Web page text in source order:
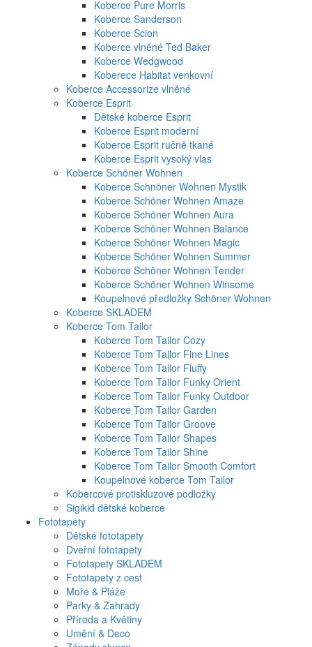
Koberce Pure Morris
Koberce Sanderson
Koberce Scion
Koberce vlněné Ted Baker
Koberce Wedgwood
Koberece Habitat venkovní
Koberce Accessorize vlněné
Koberce Esprit
Dětské koberce Esprit
Koberce Esprit moderní
Koberce Esprit ručně tkané
Koberce Esprit vysoký vlas
Koberce Schöner Wohnen
Koberce Schnöner Wohnen Mystik
Koberce Schöner Wohnen Amaze
Koberce Schöner Wohnen Aura
Koberce Schöner Wohnen Balance
Koberce Schöner Wohnen Magic
Koberce Schöner Wohnen Summer
Koberce Schöner Wohnen Tender
Koberce Schöner Wohnen Winsome
Koupelnové předložky Schöner Wohnen
Koberce SKLADEM
Koberce Tom Tailor
Koberce Tom Tailor Cozy
Koberce Tom Tailor Fine Lines
Koberce Tom Tailor Fluffy
Koberce Tom Tailor Funky Orient
Koberce Tom Tailor Funky Outdoor
Koberce Tom Tailor Garden
Koberce Tom Tailor Groove
Koberce Tom Tailor Shapes
Koberce Tom Tailor Shine
Koberce Tom Tailor Smooth Comfort
Koupelnové koberce Tom Tailor
Kobercové protiskluzové podložky
Sigikid dětské koberce
Fototapety
Dětské fototapety
Dveřní fototapety
Fototapety SKLADEM
Fototapety z cest
Moře & Pláže
Parky & Zahrady
Příroda a Květiny
Umění & Deco